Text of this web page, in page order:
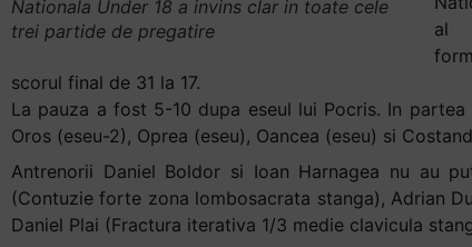
This
shortcut
activates
screen
reader
to
Nationala Under 18 a invins clar in toate cele
trei partide de pregatire
al
scorul final de 31 la 17.
La pauza a fost 5-10 dupa eseul lui Pocris. In
Oros (eseu-2), Oprea (eseu), Oancea (eseu) si
Antrenorii Daniel Boldor si Ioan Harnagea nu au
(Contuzie forte zona lombosacrata stanga), Adrian
Daniel Plai (Fractura iterativa 1/3 medie clavicula